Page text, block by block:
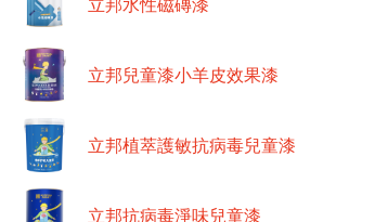
立邦水性磁磚漆
立邦兒童漆小羊皮效果漆
立邦植萃護敏抗病毒兒童漆
立邦抗病毒淨味兒童漆